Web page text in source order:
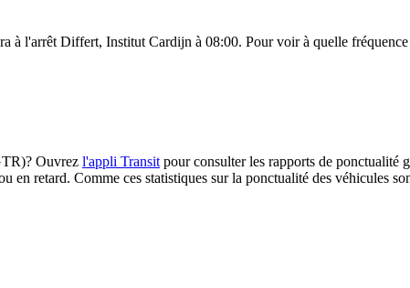
à l'arrêt Differt, Institut Cardijn à 08:00. Pour voir à quelle
Ouvrez l'appli Transit pour consulter les rapports de ponctualité
retard. Comme ces statistiques sur la ponctualité des véhicules